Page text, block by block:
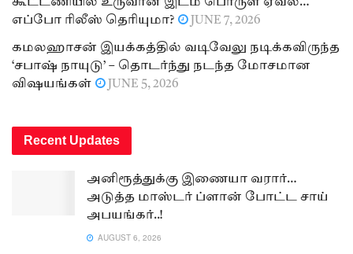
கூட்டணியில் உருவான இடம் பொருள் ஏவல்…
எப்போ ரிலீஸ் தெரியுமா?
JUNE 7, 2026
கமலஹாசன் இயக்கத்தில் வடிவேலு நடிக்கவிருந்த
‘சபாஷ் நாயுடு’ – தொடர்ந்து நடந்த மோசமான
விஷயங்கள்
JUNE 5, 2026
Recent Updates
அனிரூத்துக்கு இணையா வரார்…
அடுத்த மாஸ்டர் ப்ளான் போட்ட சாய்
அபயங்கர்..!
AUGUST 6, 2026